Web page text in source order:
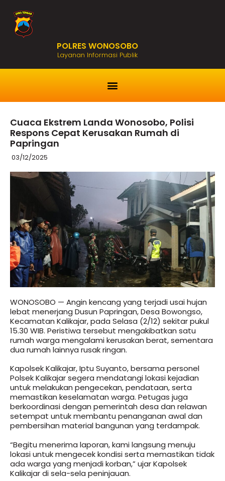
POLRES WONOSOBO
Layanan Informasi Publik
Cuaca Ekstrem Landa Wonosobo, Polisi
Respons Cepat Kerusakan Rumah di
Papringan
03/12/2025
WONOSOBO — Angin kencang yang terjadi usai hujan
lebat menerjang Dusun Papringan, Desa Bowongso,
Kecamatan Kalikajar, pada Selasa (2/12) sekitar pukul
15.30 WIB. Peristiwa tersebut mengakibatkan satu
rumah warga mengalami kerusakan berat, sementara
dua rumah lainnya rusak ringan.
Kapolsek Kalikajar, Iptu Suyanto, bersama personel
Polsek Kalikajar segera mendatangi lokasi kejadian
untuk melakukan pengecekan, pendataan, serta
memastikan keselamatan warga. Petugas juga
berkoordinasi dengan pemerintah desa dan relawan
setempat untuk membantu penanganan awal dan
pembersihan material bangunan yang terdampak.
“Begitu menerima laporan, kami langsung menuju
lokasi untuk mengecek kondisi serta memastikan tidak
ada warga yang menjadi korban,” ujar Kapolsek
Kalikajar di sela-sela peninjauan.